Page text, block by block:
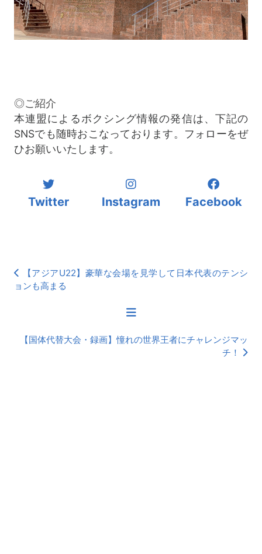
◎ご紹介
本連盟によるボクシング情報の発信は、下記の
SNSでも随時おこなっております。フォローをぜ
ひお願いいたします。
Twitter Instagram Facebook
【アジアU22】豪華な会場を見学して日本代表のテンシ
ョンも高まる
【国体代替大会・録画】憧れの世界王者にチャレンジマッ
チ！